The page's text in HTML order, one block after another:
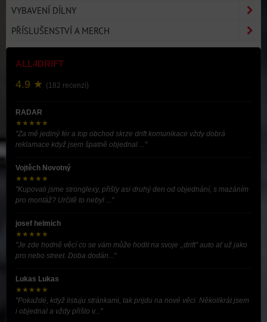
VYBAVENÍ DÍLNY
PŘÍSLUŠENSTVÍ A MERCH
ALL4DRIFT
4.9 ★ (182 recenzí)
RADAR
★★★★★
"Za mě jediný fér a top obchod skrze drift komunikace vždy dobrá
reklamace když jsem špatně objednal ..."
Vojtěch Novotný
★★★★★
"Kupovali jsme stronglexy, přišly asi druhý den od objednání, s mazáním
pro montáž? Určitě to nebyl ..."
josef helmich
★★★★★
"Je zde hodně věcí co se vám může hodit na svoje ,,drift” auto ať už jako
pro nebo street. Doba dodán..."
Lukas Lukas
★★★★★
"Pokaždé, když listuju stránkami, tak prijdu na nové věci. Několikrát jsem
i objednal a vždy přišlo v..."